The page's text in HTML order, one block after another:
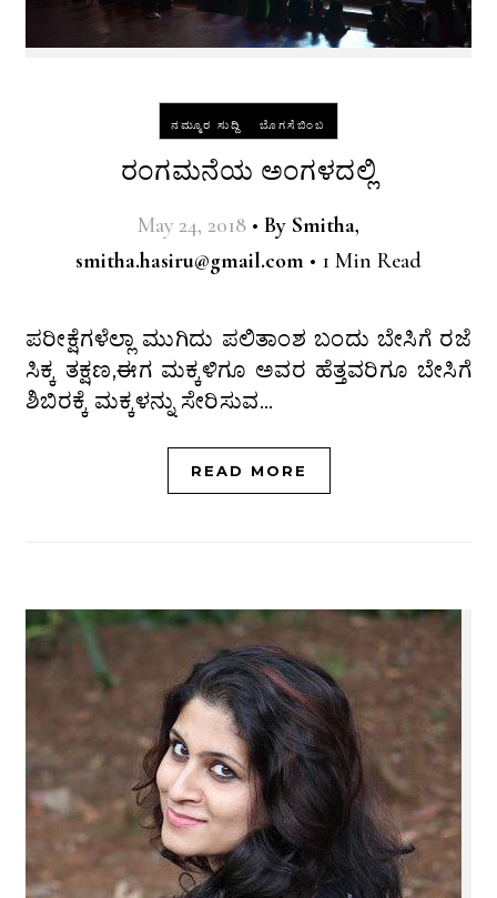
ನಮ್ಮೂರ ಸುದ್ದಿ ಬೊಗಸೆಬಿಂಬ
ರಂಗಮನೆಯ ಅಂಗಳದಲ್ಲಿ
May 24, 2018 • By Smitha,
smitha.hasiru@gmail.com • 1 Min Read
ಪರೀಕ್ಷೆಗಳೆಲ್ಲಾ ಮುಗಿದು ಪಲಿತಾಂಶ ಬಂದು ಬೇಸಿಗೆ ರಜೆ
ಸಿಕ್ಕ ತಕ್ಷಣ,ಈಗ ಮಕ್ಕಳಿಗೂ ಅವರ ಹೆತ್ತವರಿಗೂ ಬೇಸಿಗೆ
ಶಿಬಿರಕ್ಕೆ ಮಕ್ಕಳನ್ನು ಸೇರಿಸುವ…
READ MORE